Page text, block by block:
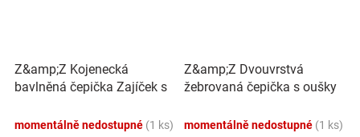
Z&amp;Z Kojenecká
bavlněná čepička Zajíček s
momentálně nedostupné (1 ks)
Z&amp;Z Dvouvrstvá
žebrovaná čepička s oušky
momentálně nedostupné (1 ks)